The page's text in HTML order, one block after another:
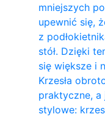
mniejszych
upewnić się,
z
stół. Dzięki
się większe i
Krzesła
praktyczne, a
stylowe: